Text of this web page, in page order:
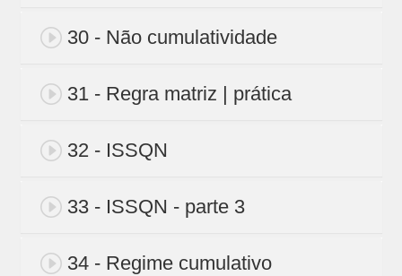
30 - Não cumulatividade
31 - Regra matriz | prática
32 - ISSQN
33 - ISSQN - parte 3
34 - Regime cumulativo